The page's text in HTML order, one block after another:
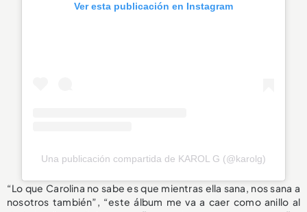
Ver esta publicación en Instagram
Una publicación compartida de KAROL G (@karolg)
“Lo que Carolina no sabe es que mientras ella sana, nos sana a
nosotros también”, “este álbum me va a caer como anillo al